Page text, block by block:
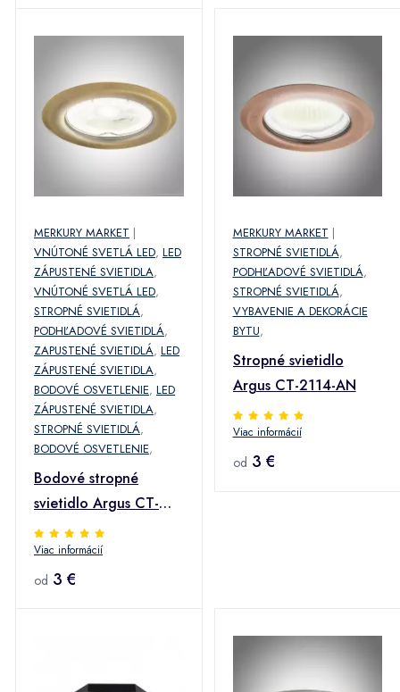
MERKURY MARKET |
VNÚTONÉ SVETLÁ LED, LED
ZÁPUSTENÉ SVIETIDLA,
VNÚTONÉ SVETLÁ LED,
STROPNÉ SVIETIDLÁ,
PODHĽADOVÉ SVIETIDLÁ,
ZAPUSTENÉ SVIETIDLÁ, LED
ZÁPUSTENÉ SVIETIDLA,
BODOVÉ OSVETLENIE, LED
ZÁPUSTENÉ SVIETIDLA,
STROPNÉ SVIETIDLÁ,
BODOVÉ OSVETLENIE,
Bodové stropné
svietidlo Argus CT-
2114-BR/M
Viac informácií
od 3 €
MERKURY MARKET |
STROPNÉ SVIETIDLÁ,
PODHĽADOVÉ SVIETIDLÁ,
STROPNÉ SVIETIDLÁ,
VYBAVENIE A DEKORÁCIE
BYTU,
Stropné svietidlo
Argus CT-2114-AN
Viac informácií
od 3 €